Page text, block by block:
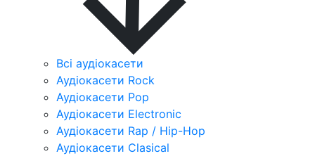
Всі аудіокасети
Аудіокасети Rock
Аудіокасети Pop
Аудіокасети Electronic
Аудіокасети Rap / Hip-Hop
Аудіокасети Clasical